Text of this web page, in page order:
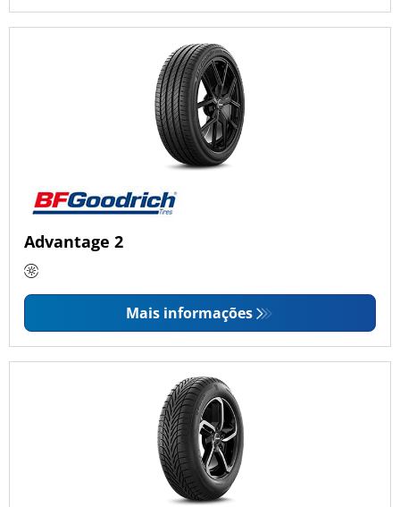
Advantage 2
Mais informações